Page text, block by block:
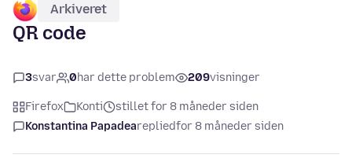
Arkiveret
QR code
3svar 0har dette problem 209visninger
Firefox Konti
stillet for 8 måneder siden
Konstantina Papadearepliedfor 8 måneder siden